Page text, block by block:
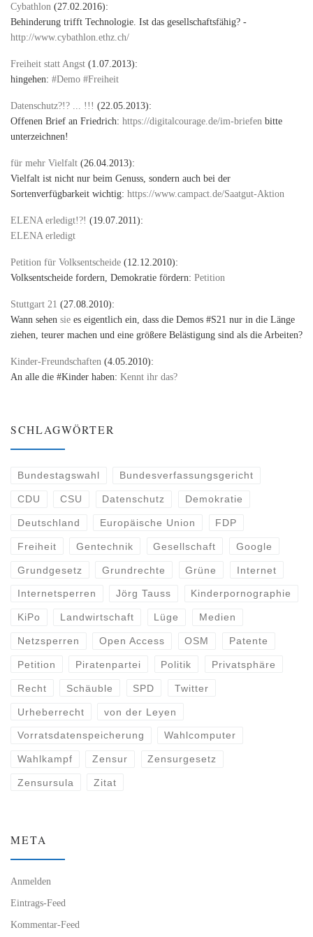
Cybathlon (27.02.2016):
Behinderung trifft Technologie. Ist das gesellschaftsfähig? -
http://www.cybathlon.ethz.ch/
Freiheit statt Angst (1.07.2013):
hingehen: #Demo #Freiheit
Datenschutz?!? ... !!! (22.05.2013):
Offenen Brief an Friedrich: https://digitalcourage.de/im-briefen bitte
unterzeichnen!
für mehr Vielfalt (26.04.2013):
Vielfalt ist nicht nur beim Genuss, sondern auch bei der
Sortenverfügbarkeit wichtig: https://www.campact.de/Saatgut-Aktion
ELENA erledigt!?! (19.07.2011):
ELENA erledigt
Petition für Volksentscheide (12.12.2010):
Volksentscheide fordern, Demokratie fördern: Petition
Stuttgart 21 (27.08.2010):
Wann sehen sie es eigentlich ein, dass die Demos #S21 nur in die Länge
ziehen, teurer machen und eine größere Belästigung sind als die Arbeiten?
Kinder-Freundschaften (4.05.2010):
An alle die #Kinder haben: Kennt ihr das?
SCHLAGWÖRTER
Bundestagswahl Bundesverfassungsgericht
CDU CSU Datenschutz Demokratie
Deutschland Europäische Union FDP
Freiheit Gentechnik Gesellschaft Google
Grundgesetz Grundrechte Grüne Internet
Internetsperren Jörg Tauss Kinderpornographie
KiPo Landwirtschaft Lüge Medien
Netzsperren Open Access OSM Patente
Petition Piratenpartei Politik Privatsphäre
Recht Schäuble SPD Twitter
Urheberrecht von der Leyen
Vorratsdatenspeicherung Wahlcomputer
Wahlkampf Zensur Zensurgesetz
Zensursula Zitat
META
Anmelden
Eintrags-Feed
Kommentar-Feed